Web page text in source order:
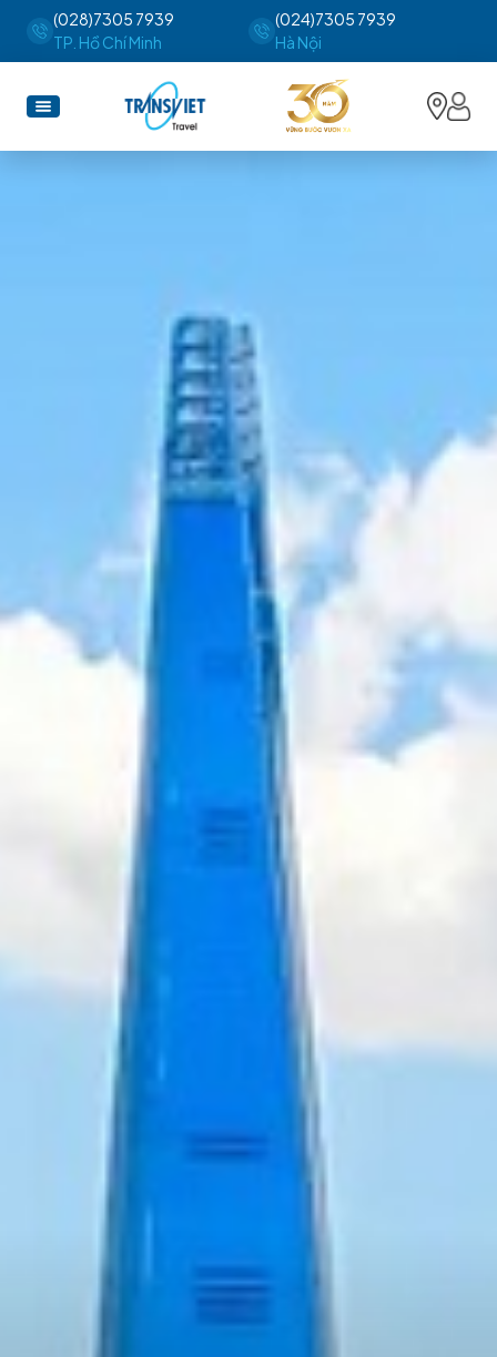
(028)7305 7939
TP. Hồ Chí Minh
(024)7305 7939
Hà Nội